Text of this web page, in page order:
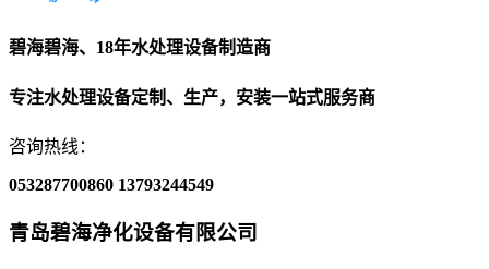
碧海碧海、18年水处理设备制造商
专注水处理设备定制、生产，安装一站式服务商
咨询热线：
053287700860 13793244549
青岛碧海净化设备有限公司